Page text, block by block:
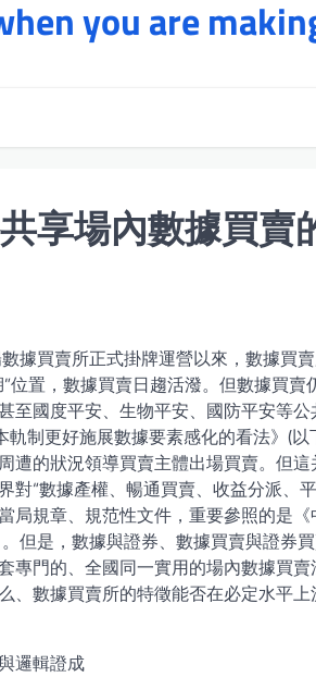
you are
享場內數據買賣
據買賣所正式掛牌運營以來，數據買
位置，數據買賣日趨活潑。但數據買
至國度平安、生物平安、國防平安等
制更好施展數據要素感化的看法》(以
遭的狀況領導買賣主體出場買賣。但
“數據產權、暢通買賣、收益分派、
局規章、規范性文件，重要參照的是
但是，數據與證券、數據買賣與證券
門的、全國同一實用的場內數據買賣
數據買賣所的特徵能否在必定水平上
邏輯證成